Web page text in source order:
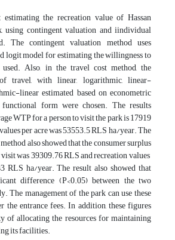
the recreation value of Hassan
using contingent valuation and iindividual
The contingent valuation method uses
model for estimating the willingness to
Also, in the travel cost method, the
travel, with linear, logarithmic, linear-
linear estimated based on econometric
form were chosen. The results
WTP for a person to visit the park is 17919
​​per acre was 53553.5 RLS ha/year. The
also showed that the consumer surplus
was 39309.76 RLS and recreation values
RLS ha/year. The result also showed that
difference (P<0.05) between the two
The management of the park can use these
the entrance fees. In addition, these figures
of allocating the resources for maintaining
its facilities.